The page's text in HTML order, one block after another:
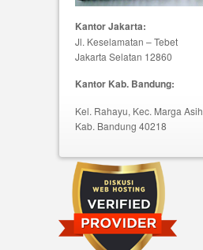
Kantor Jakarta:
Jl. Keselamatan – Tebet
Jakarta Selatan 12860
Kantor Kab. Bandung:
Kel. Rahayu, Kec. Marga Asih
Kab. Bandung 40218